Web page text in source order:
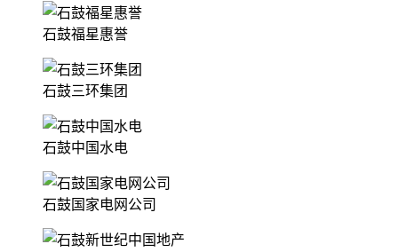
石鼓福星惠誉
石鼓三环集团
石鼓中国水电
石鼓国家电网公司